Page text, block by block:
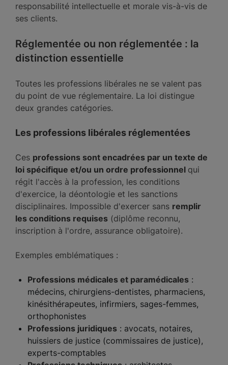
responsabilité intellectuelle et morale vis-à-vis de
ses clients.
Réglementée ou non réglementée : la
distinction essentielle
Toutes les professions libérales ne se valent pas
du point de vue réglementaire. La loi distingue
deux grandes catégories.
Les professions libérales réglementées
Ces professions sont encadrées par un texte de
loi spécifique et/ou un ordre professionnel qui
régit l'accès à la profession, les conditions
d'exercice, la déontologie et les sanctions
disciplinaires. Impossible d'exercer sans remplir
les conditions requises (diplôme reconnu,
inscription à l'ordre, assurance obligatoire).
Exemples emblématiques :
Professions médicales et paramédicales :
médecins, chirurgiens-dentistes, pharmaciens,
kinésithérapeutes, infirmiers, sages-femmes,
orthophonistes
Professions juridiques : avocats, notaires,
huissiers de justice (commissaires de justice),
experts-comptables